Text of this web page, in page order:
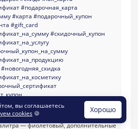
#подарочная_карта
#карта #подарочный_купон
#gift_card
#скидочный_купон
#новогодняя_скидка
вы соглашаетесь
cookies 🍪 Хорошо